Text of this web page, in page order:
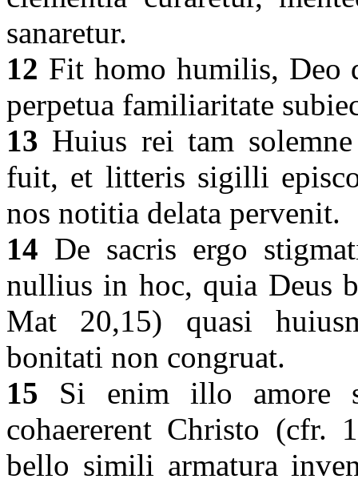
sanaretur.
12 Fit homo humilis, Deo
perpetua familiaritate
13 Huius rei tam
fuit, et litteris sigilli
nos notitia delata pervenit.
14 De sacris ergo
nullius in hoc, quia Deus
Mat 20,15) quasi
bonitati non congruat.
15 Si enim illo amore
cohaererent Christo
bello simili armatura